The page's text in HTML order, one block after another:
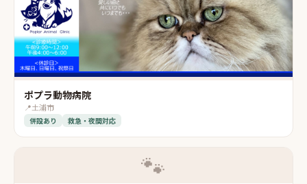
ポプラ動物病院
📍土浦市
併設あり 救急・夜間対応
🐾